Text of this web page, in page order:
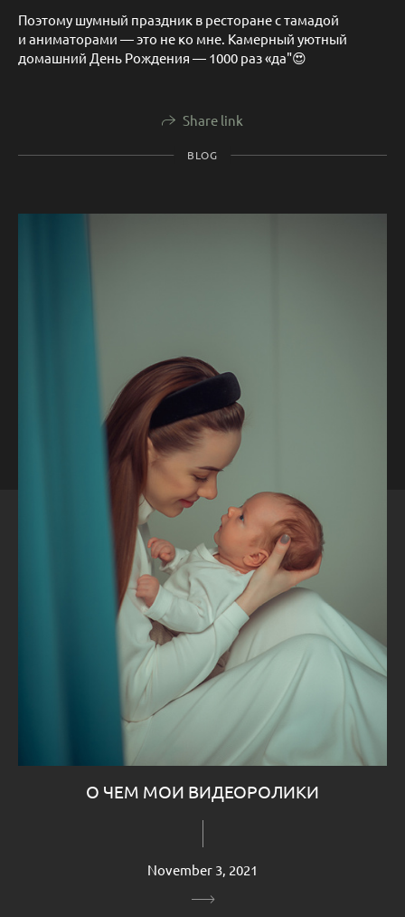
Поэтому шумный праздник в ресторане с тамадой
и аниматорами — это не ко мне. Камерный уютный
домашний День Рождения — 1000 раз «да"😍
Share link
BLOG
О ЧЕМ МОИ ВИДЕОРОЛИКИ
November 3, 2021